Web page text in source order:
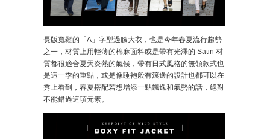
長版寬鬆的「A」字型過膝大衣，也是今年春夏流行趨勢
之一，材質上用輕薄的棉麻面料或是帶有光澤的 Satin 材
質都很適合夏天炎熱的氣候，帶有日式風格的無領款式也
是這一季的重點，或是像睡袍般有滾邊的設計也都可以在
秀上看到，春夏搭配若想增添一點飄逸和氣勢的話，絕對
不能錯過這項元素。